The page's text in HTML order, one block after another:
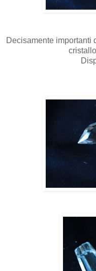
Decisamente importanti